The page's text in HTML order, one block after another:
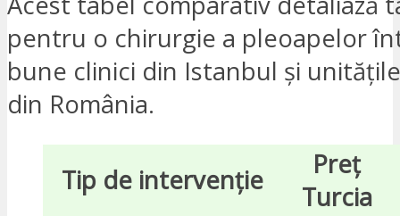
pentru o chirurgie a pleoapelor
bune clinici din Istanbul și
din România.
Tip de intervenție
Preț
Turcia